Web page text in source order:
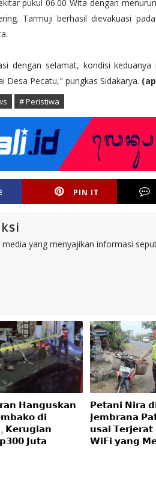
pukul 06.00 Wita dengan
Tarmuji berhasil dievakuasi
dengan selamat, kondisi keduanya
Desa Pecatu," pungkas Sidakarya.
# Peristiwa
PIN IT
media yang menyajikan informasi
𝗛𝗮𝗻𝗴𝘂𝘀𝗸𝗮𝗻
𝗱𝗶
𝗞𝗲𝗿𝘂𝗴𝗶𝗮𝗻
𝗝𝘂𝘁𝗮
𝗣𝗲𝘁𝗮𝗻𝗶 𝗡𝗶𝗿𝗮
𝗝𝗲𝗺𝗯𝗿𝗮𝗻𝗮
𝘂𝘀𝗮𝗶
𝗪𝗶𝗙𝗶 𝘆𝗮𝗻𝗴